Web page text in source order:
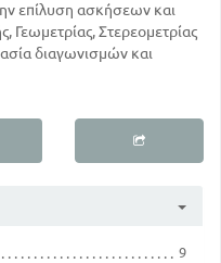
επίλυση ασκήσεων και
Γεωμετρίας, Στερεομετρίας
διαγωνισμών και
9